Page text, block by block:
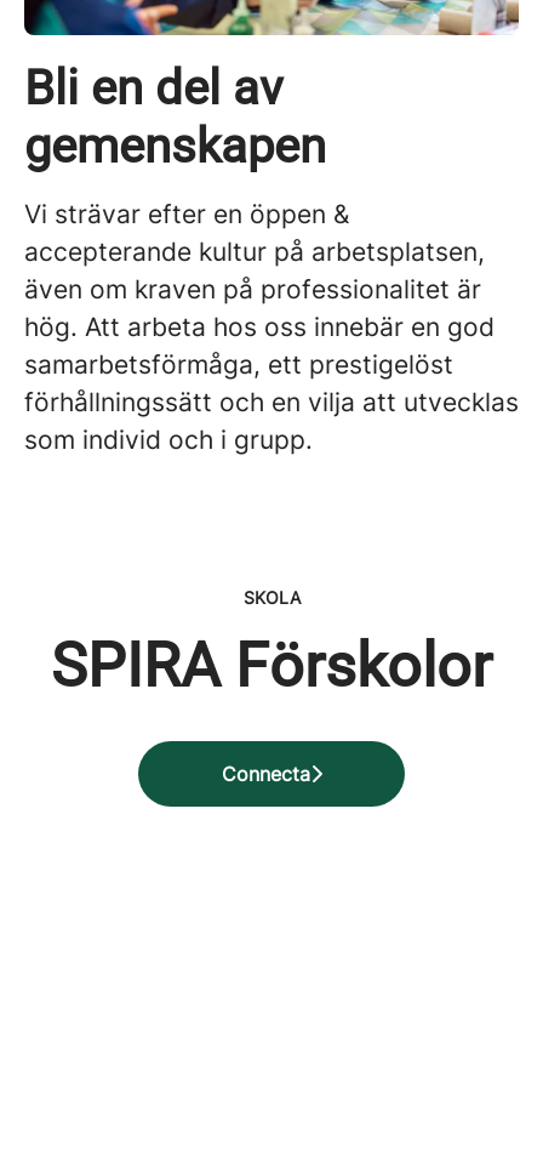
Bli en del av
gemenskapen
Vi strävar efter en öppen &
accepterande kultur på arbetsplatsen,
även om kraven på professionalitet är
hög. Att arbeta hos oss innebär en god
samarbetsförmåga, ett prestigelöst
förhållningssätt och en vilja att utvecklas
som individ och i grupp.
SKOLA
SPIRA Förskolor
Connecta